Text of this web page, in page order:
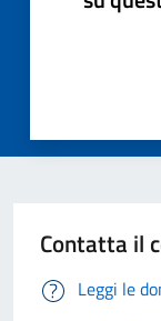
Contatta il
Leggi le